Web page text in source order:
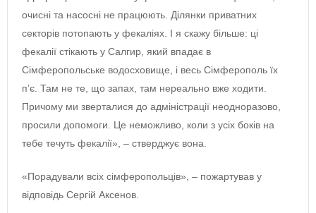
очисні та насосні не працюють. Ділянки приватних
секторів потопають у фекаліях. І я скажу більше: ці
фекалії стікають у Салгир, який впадає в
Сімферопольське водосховище, і весь Сімферополь їх
п’є. Там не те, що запах, там нереально вже ходити.
Причому ми зверталися до адміністрації неодноразово,
просили допомоги. Це неможливо, коли з усіх боків на
тебе течуть фекалії», ‒ стверджує вона.
«Порадували всіх сімферопольців», ‒ пожартував у
відповідь Сергій Аксенов.